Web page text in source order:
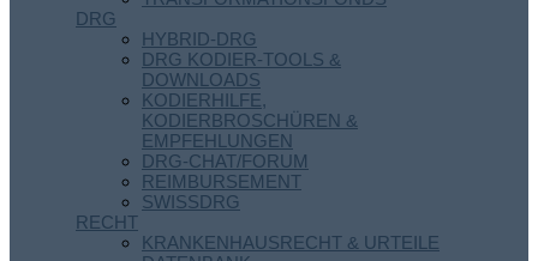
DRG
HYBRID-DRG
DRG KODIER-TOOLS &
DOWNLOADS
KODIERHILFE,
KODIERBROSCHÜREN &
EMPFEHLUNGEN
DRG-CHAT/FORUM
REIMBURSEMENT
SWISSDRG
RECHT
KRANKENHAUSRECHT & URTEILE